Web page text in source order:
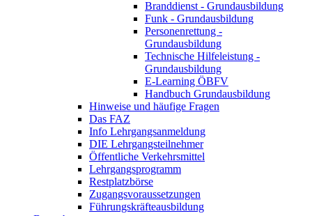
Branddienst - Grundausbildung
Funk - Grundausbildung
Personenrettung -
Grundausbildung
Technische Hilfeleistung -
Grundausbildung
E-Learning ÖBFV
Handbuch Grundausbildung
Hinweise und häufige Fragen
Das FAZ
Info Lehrgangsanmeldung
DIE Lehrgangsteilnehmer
Öffentliche Verkehrsmittel
Lehrgangsprogramm
Restplatzbörse
Zugangsvoraussetzungen
Führungskräfteausbildung